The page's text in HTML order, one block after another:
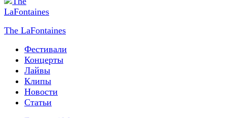
The LaFontaines
Фестивали
Концерты
Лайвы
Клипы
Новости
Статьи